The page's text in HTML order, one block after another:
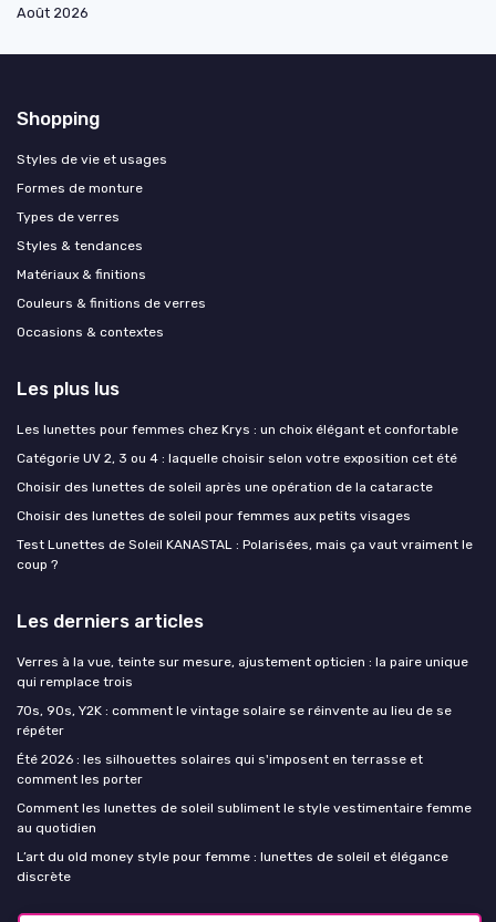
Août 2026
Shopping
Styles de vie et usages
Formes de monture
Types de verres
Styles & tendances
Matériaux & finitions
Couleurs & finitions de verres
Occasions & contextes
Les plus lus
Les lunettes pour femmes chez Krys : un choix élégant et confortable
Catégorie UV 2, 3 ou 4 : laquelle choisir selon votre exposition cet été
Choisir des lunettes de soleil après une opération de la cataracte
Choisir des lunettes de soleil pour femmes aux petits visages
Test Lunettes de Soleil KANASTAL : Polarisées, mais ça vaut vraiment le
coup ?
Les derniers articles
Verres à la vue, teinte sur mesure, ajustement opticien : la paire unique
qui remplace trois
70s, 90s, Y2K : comment le vintage solaire se réinvente au lieu de se
répéter
Été 2026 : les silhouettes solaires qui s'imposent en terrasse et
comment les porter
Comment les lunettes de soleil subliment le style vestimentaire femme
au quotidien
L’art du old money style pour femme : lunettes de soleil et élégance
discrète